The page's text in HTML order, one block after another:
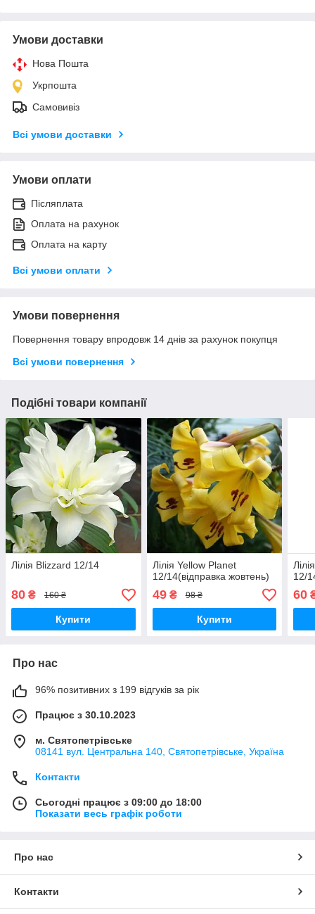
Умови доставки
Нова Пошта
Укрпошта
Самовивіз
Всі умови доставки
Умови оплати
Післяплата
Оплата на рахунок
Оплата на карту
Всі умови оплати
Умови повернення
Повернення товару впродовж 14 днів за рахунок покупця
Всі умови повернення
Подібні товари компанії
Лілія Blizzard 12/14
80 ₴ 160 ₴
Купити
Лілія Yellow Planet
12/14(відправка жовтень)
49₴ 98 ₴
Купити
12/
60
Про нас
96% позитивних з 199 відгуків за рік
Працює з 30.10.2023
м. Святопетрівське
08141 вул. Центральна 140, Святопетрівське, Україна
Контакти
Сьогодні працює з 09:00 до 18:00
Показати весь графік роботи
Про нас
Контакти